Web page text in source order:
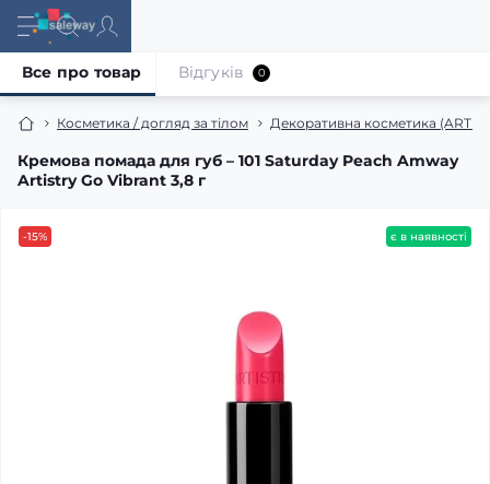
Косметика / догляд за тілом Декоративна косметика
Кремова помада для губ – 101 Saturday Peach Amway
Artistry Go Vibrant 3,8 г
Все про товар Відгуків 0
-15% є в наявності